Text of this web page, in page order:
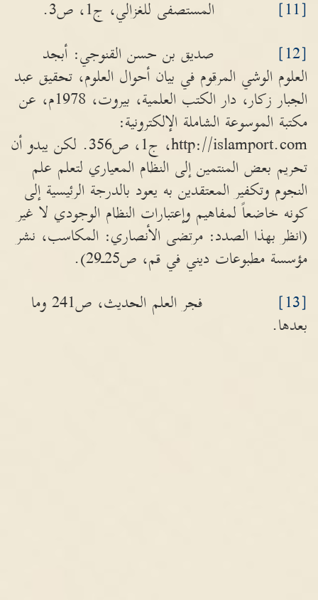
[11]
المستصفى للغزالي، ج1، ص3.
[12]
صديق بن حسن القنوجي: أبجد
العلوم الوشي المرقوم في بيان أحوال العلوم، تحقيق عبد
الجبار زكار، دار الكتب العلمية، بيروت، 1978م، عن
مكتبة الموسوعة الشاملة الإلكترونية:
http://islamport.com، ج1، ص356. لكن يبدو أن
تحريم بعض المنتمين إلى النظام المعياري لتعلم علم
النجوم وتكفير المعتقدين به يعود بالدرجة الرئيسية إلى
كونه خاضعاً لمفاهيم وإعتبارات النظام الوجودي لا غير
(انظر بهذا الصدد: مرتضى الأنصاري: المكاسب، نشر
مؤسسة مطبوعات ديني في قم، ص25ـ29).
[13]
فجر العلم الحديث، ص241 وما
بعدها.